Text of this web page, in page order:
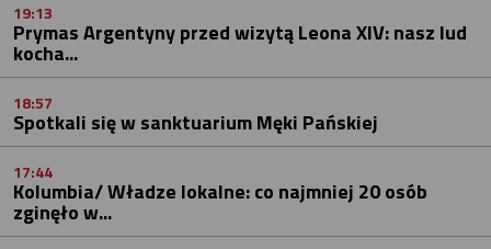
19:13
Prymas Argentyny przed wizytą Leona XIV: nasz lud
kocha...
18:57
Spotkali się w sanktuarium Męki Pańskiej
17:44
Kolumbia/ Władze lokalne: co najmniej 20 osób
zginęło w...